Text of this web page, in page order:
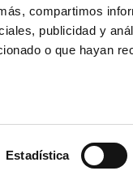
compartimos
publicidad y
o que hayan
Estadística
Protocolo denuncias